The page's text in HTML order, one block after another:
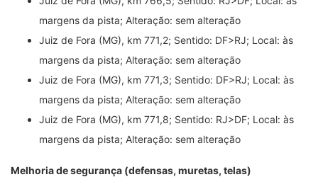
margens da pista; Alteração: sem alteração
Juiz de Fora (MG), km 771,2; Sentido: DF>RJ; Local: às
margens da pista; Alteração: sem alteração
Juiz de Fora (MG), km 771,3; Sentido: DF>RJ; Local: às
margens da pista; Alteração: sem alteração
Juiz de Fora (MG), km 771,8; Sentido: RJ>DF; Local: às
margens da pista; Alteração: sem alteração
Melhoria de segurança (defensas, muretas, telas)